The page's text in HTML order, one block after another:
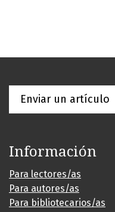
Enviar un artículo
Información
Para lectores/as
Para autores/as
Para bibliotecarios/as